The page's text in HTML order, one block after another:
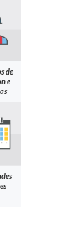
de
e